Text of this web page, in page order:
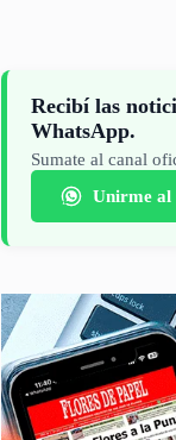
Recibí las
WhatsApp.
Sumate al canal
Unirme al